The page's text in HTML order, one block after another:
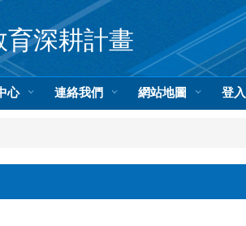
育深耕計畫
心 連絡我們 網站地圖 登入